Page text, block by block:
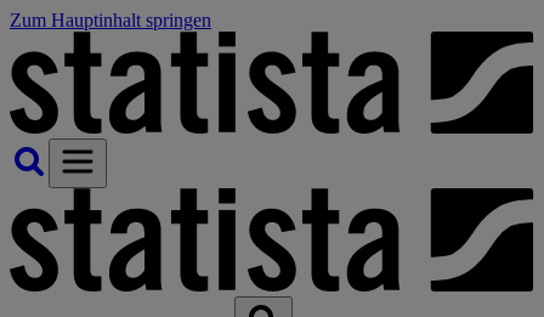
Zum Hauptinhalt springen